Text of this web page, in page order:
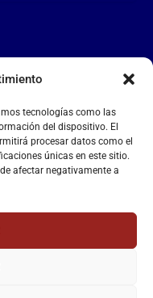
tecnologías como las
del dispositivo. El
procesar datos como el
únicas en este sitio.
afectar negativamente a